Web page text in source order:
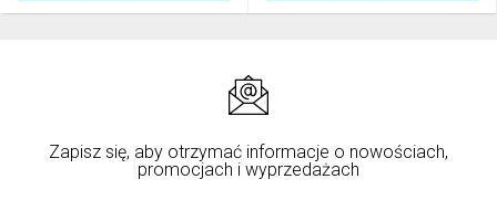
Zapisz się, aby otrzymać informacje o nowościach,
promocjach i wyprzedażach